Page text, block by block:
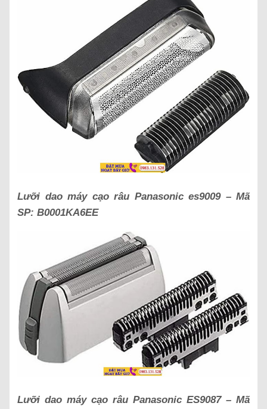
Lưỡi dao máy cạo râu Panasonic es9009 – Mã
SP: B0001KA6EE
Lưỡi dao máy cạo râu Panasonic ES9087– Mã